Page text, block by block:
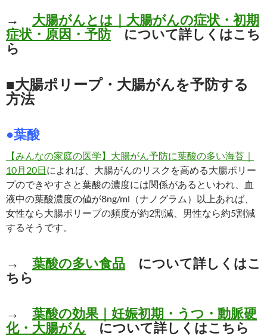
→ 大腸がんとは｜大腸がんの症状・初期
症状・原因・予防について詳しくはこち
ら
■大腸ポリープ・大腸がんを予防する
方法
●葉酸
【みんなの家庭の医学】大腸がん予防に葉酸の多い海苔｜
10月20日によれば、大腸がんのリスクを高める大腸ポリー
プのできやすさと葉酸の濃度には関係があるといわれ、血
液中の葉酸濃度の値が8ng/ml（ナノグラム）以上あれば、
女性なら大腸ポリープの頻度が約2割減、男性なら約5割減
するそうです。
→ 葉酸の多い食品 について詳しくはこ
ちら
→ 葉酸の効果｜妊娠初期・うつ・動脈硬
化・大腸がん について詳しくはこちら